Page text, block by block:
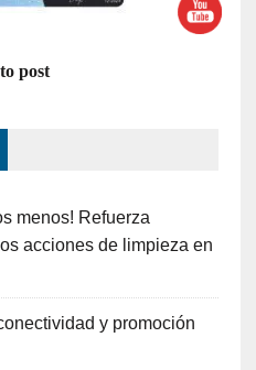
post
menos! Refuerza
acciones de limpieza en
y promoción